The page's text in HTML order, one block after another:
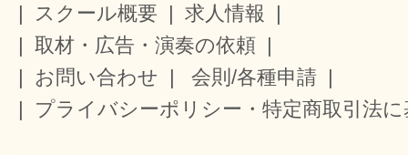
| スクール概要 | 求人情報
|
| 取材・広告・演奏の依頼 |
|
お問い合わせ | 会則/各種申請 |
|
プライバシーポリシー・特定商取引法